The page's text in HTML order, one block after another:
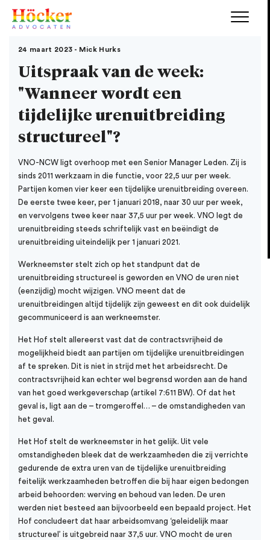
24 maart 2023 - Mick Hurks
Uitspraak van de week:
"Wanneer wordt een
tijdelijke urenuitbreiding
structureel"?
VNO-NCW ligt overhoop met een Senior Manager Leden. Zij is
sinds 2011 werkzaam in die functie, voor 22,5 uur per week.
Partijen komen vier keer een tijdelijke urenuitbreiding overeen.
De eerste twee keer, per 1 januari 2018, naar 30 uur per week,
en vervolgens twee keer naar 37,5 uur per week. VNO legt de
urenuitbreiding steeds schriftelijk vast en beëindigt de
urenuitbreiding uiteindelijk per 1 januari 2021.
Werkneemster stelt zich op het standpunt dat de
urenuitbreiding structureel is geworden en VNO de uren niet
(eenzijdig) mocht wijzigen. VNO meent dat de
urenuitbreidingen altijd tijdelijk zijn geweest en dit ook duidelijk
gecommuniceerd is aan werkneemster.
Het Hof stelt allereerst vast dat de contractsvrijheid de
mogelijkheid biedt aan partijen om tijdelijke urenuitbreidingen
af te spreken. Dit is niet in strijd met het arbeidsrecht. De
contractsvrijheid kan echter wel begrensd worden aan de hand
van het goed werkgeverschap (artikel 7:611 BW). Of dat het
geval is, ligt aan de – tromgeroffel… – de omstandigheden van
het geval.
Het Hof stelt de werkneemster in het gelijk. Uit vele
omstandigheden bleek dat de werkzaamheden die zij verrichte
gedurende de extra uren van de tijdelijke urenuitbreiding
feitelijk werkzaamheden betroffen die bij haar eigen bedongen
arbeid behoorden: werving en behoud van leden. De uren
werden niet besteed aan bijvoorbeeld een bepaald project. Het
Hof concludeert dat haar arbeidsomvang ‘geleidelijk maar
structureel’ is uitgebreid naar 37,5 uur. VNO mocht de uren